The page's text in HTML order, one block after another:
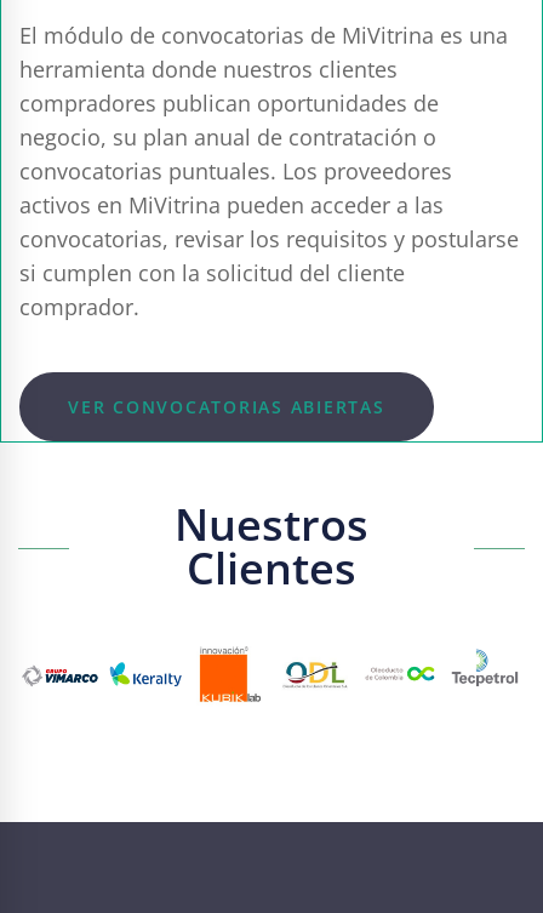
El módulo de convocatorias de MiVitrina es una
herramienta donde nuestros clientes
compradores publican oportunidades de
negocio, su plan anual de contratación o
convocatorias puntuales. Los proveedores
activos en MiVitrina pueden acceder a las
convocatorias, revisar los requisitos y postularse
si cumplen con la solicitud del cliente
comprador.
VER CONVOCATORIAS ABIERTAS
Nuestros
Clientes